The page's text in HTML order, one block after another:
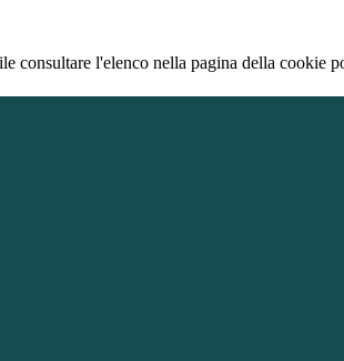
consultare l'elenco nella pagina della cookie